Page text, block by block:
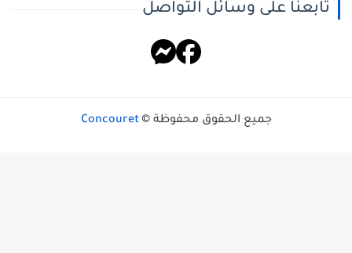
تابعنا على وسائل التواصل
جميع الحقوق محفوظة © Concouret